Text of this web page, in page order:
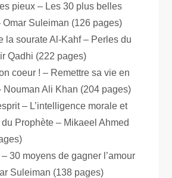
pieux – Les 30 plus belles
Omar Suleiman (126 pages)
la sourate Al-Kahf – Perles du
Qadhi (222 pages)
coeur ! – Remettre sa vie en
Nouman Ali Khan (204 pages)
– L’intelligence morale et
Prophète – Mikaeel Ahmed
30 moyens de gagner l’amour
Suleiman (138 pages)